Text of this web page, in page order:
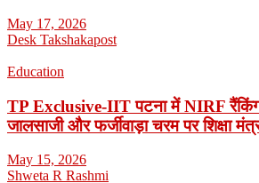
May 17, 2026
Desk Takshakapost
Education
TP Exclusive-IIT पटना में NIRF
जालसाजी और फर्जीवाड़ा चरम पर शिक्षा
May 15, 2026
Shweta R Rashmi